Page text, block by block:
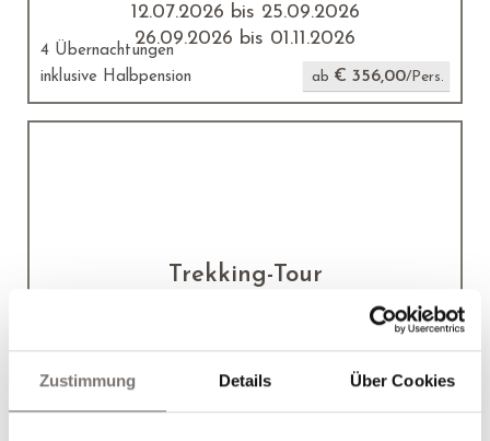
Zustimmung Details Über Cookies
12.07.2026 bis 25.09.2026
26.09.2026 bis 01.11.2026
4 Übernachtungen
inklusive Halbpension
ab € 356,00/Pers.
Trekking-Tour
7 Übernachtungen